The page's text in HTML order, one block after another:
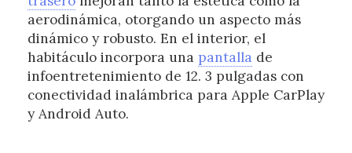
aerodinámica, otorgando un aspecto más
dinámico y robusto. En el interior, el
habitáculo incorpora una pantalla de
infoentretenimiento de 12. 3 pulgadas con
conectividad inalámbrica para Apple CarPlay
y Android Auto.